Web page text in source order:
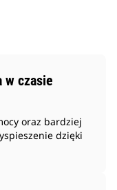
w czasie
oraz bardziej
dzięki